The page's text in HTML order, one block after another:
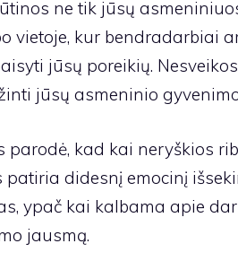
ne tik jūsų
vietoje, kur bendradarbiai
jūsų poreikių.
jūsų asmeninio
parodė, kad kai neryškios
patiria didesnį emocinį
ypač kai kalbama apie
jausmą.